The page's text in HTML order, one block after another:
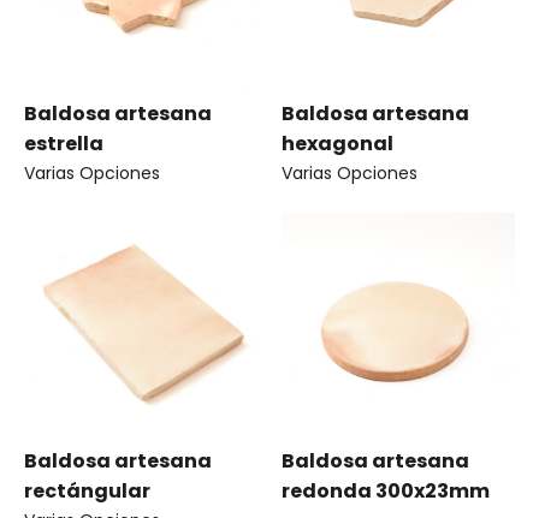
Baldosa artesana
estrella
Varias Opciones
Baldosa artesana
hexagonal
Varias Opciones
Baldosa artesana
rectángular
Baldosa artesana
redonda 300x23mm